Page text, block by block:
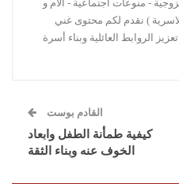
- منوعات اجتماعية - الأم و
) نقدم لكم محتوى غني
الروابط العائلية وبناء أسرة
القادم بوست
كيفية طمأنة الطفل وابعاد
الخوف عنه وبناء الثقة